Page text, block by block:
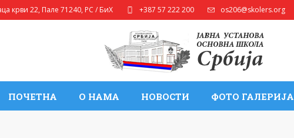
крви 22, Пале 71240, РС / БиХ +387 57 222 200 os206@skolers.org
ПОЧЕТНА О НАМА НОВОСТИ ФОТО ГАЛЕРИЈА